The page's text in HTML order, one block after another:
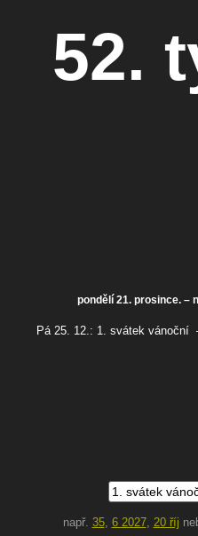
52.
pondělí 21. prosince. –
Pá 25. 12.: 1. svátek vánoční
např. 35, 6 2027, 20 říj